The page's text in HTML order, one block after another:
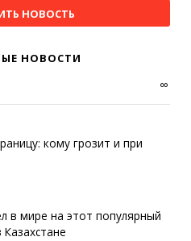
НОВОСТЬ
НОВОСТИ
∞
кому грозит и при
в мире на этот популярный